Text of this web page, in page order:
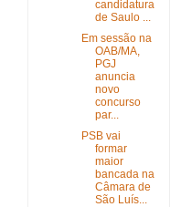
candidatura
de Saulo ...
Em sessão na
OAB/MA,
PGJ
anuncia
novo
concurso
par...
PSB vai
formar
maior
bancada na
Câmara de
São Luís...